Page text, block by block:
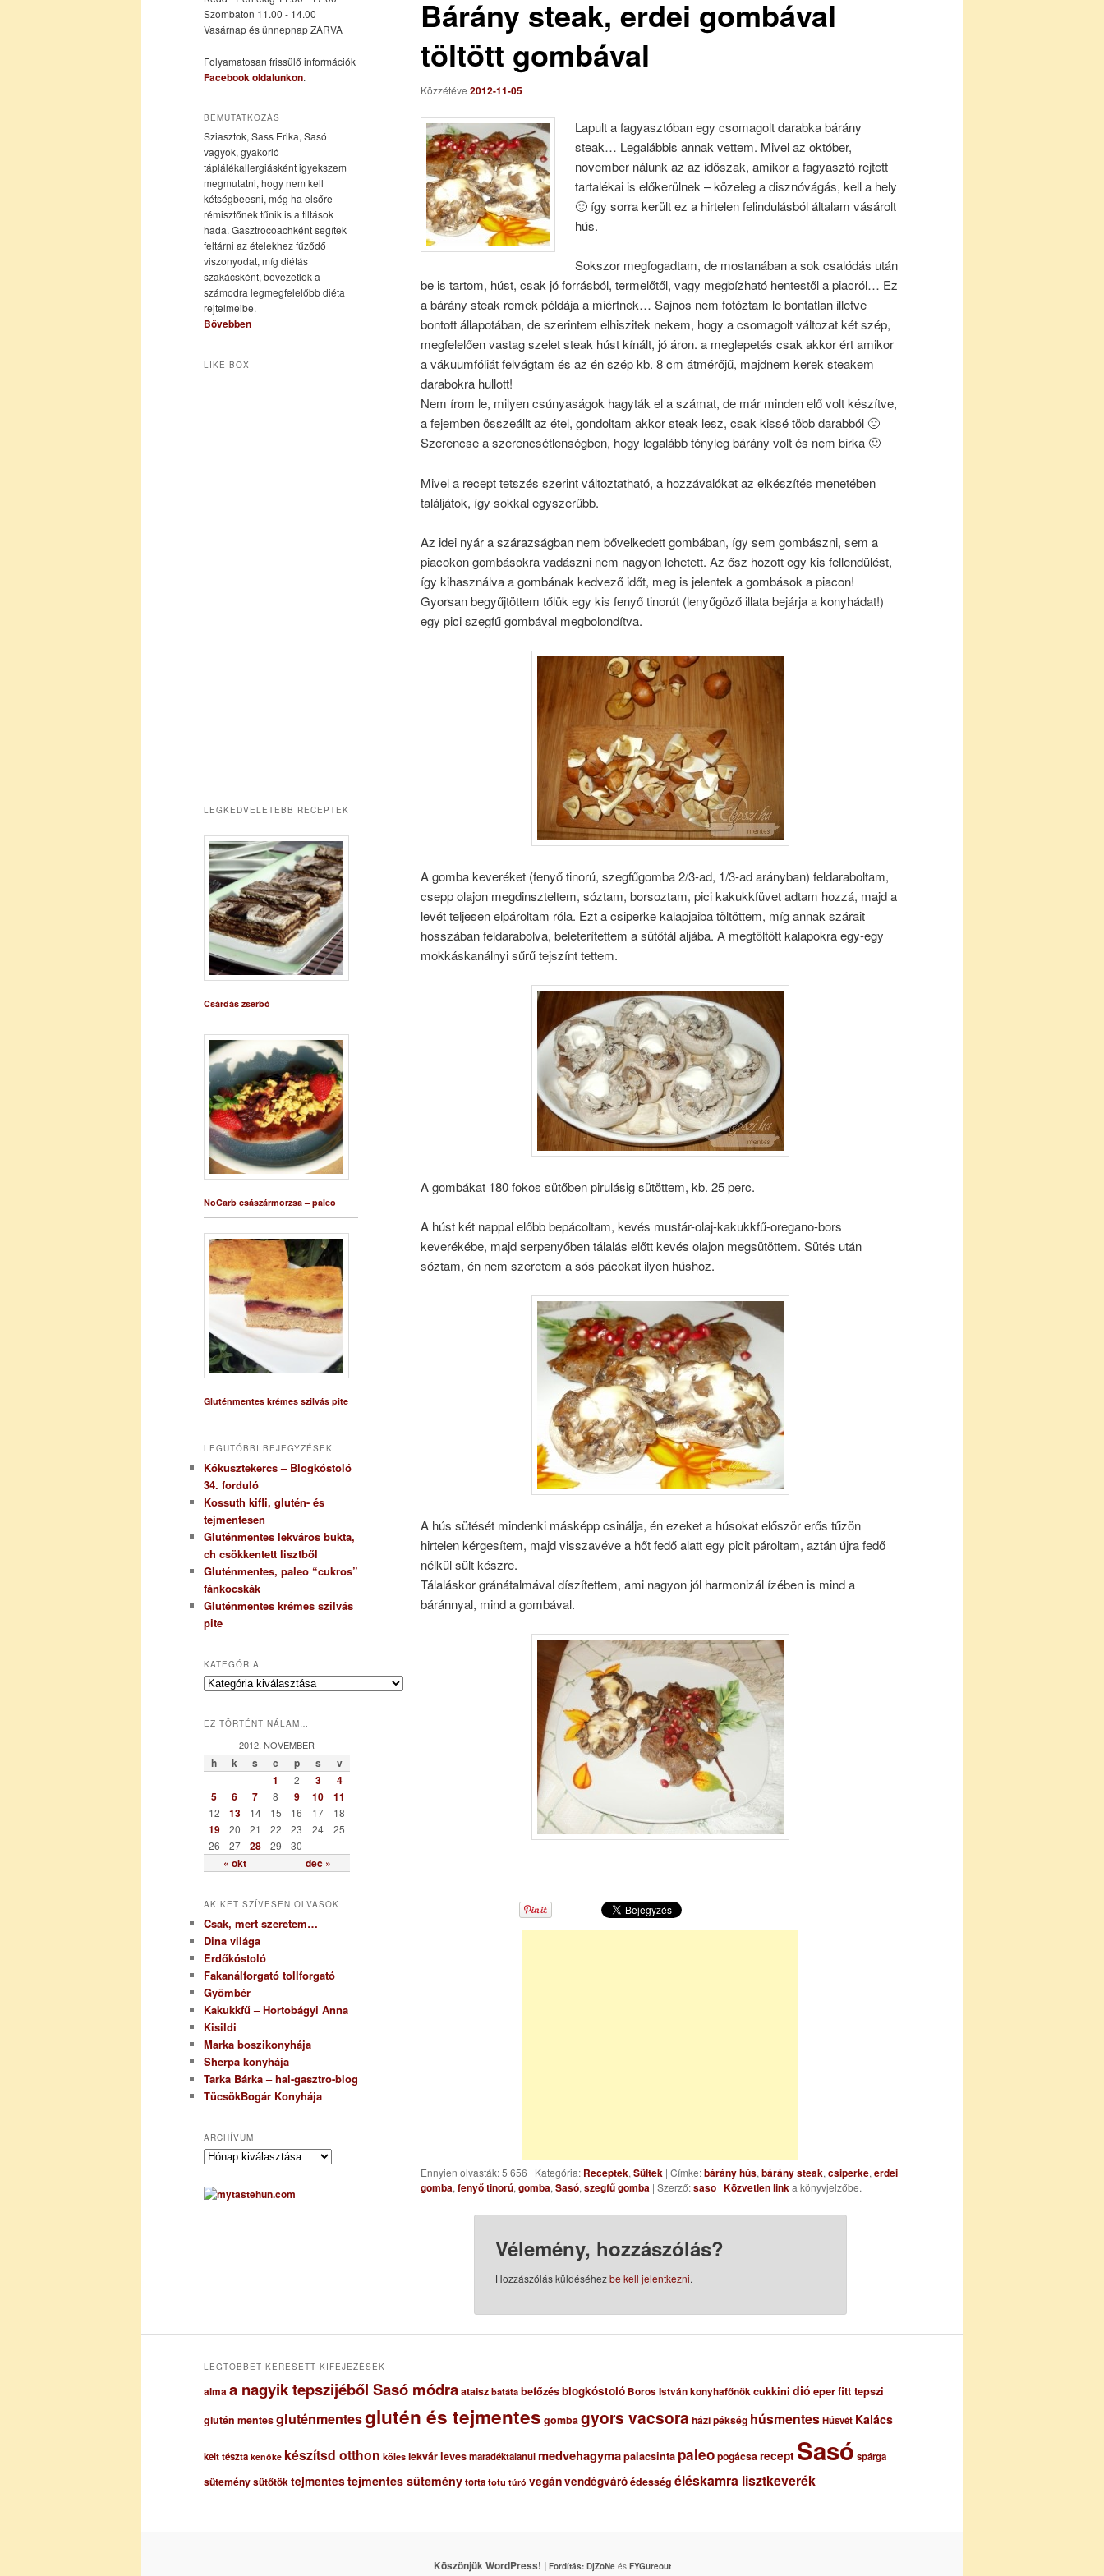
tartalomra
tartalomra
Bárány steak, erdei gombával
töltött gombával
Közzétéve 2012-11-05
Lapult a fagyasztóban egy csomagolt darabka bárány
steak… Legalábbis annak vettem. Mivel az október,
november nálunk az az időszak, amikor a fagyasztó rejtett
tartalékai is előkerülnek – közeleg a disznóvágás, kell a hely
🙂 így sorra került ez a hirtelen felindulásból általam vásárolt
hús.
Sokszor megfogadtam, de mostanában a sok csalódás után
be is tartom, húst, csak jó forrásból, termelőtől, vagy megbízható hentestől a piacról… Ez
a bárány steak remek példája a miértnek… Sajnos nem fotóztam le bontatlan illetve
bontott állapotában, de szerintem elhiszitek nekem, hogy a csomagolt változat két szép,
megfelelően vastag szelet steak húst kínált, jó áron. a meglepetés csak akkor ért amikor
a vákuumfóliát felvágtam és az én szép kb. 8 cm átmérőjű, majdnem kerek steakem
darabokra hullott!
Nem írom le, milyen csúnyaságok hagyták el a számat, de már minden elő volt készítve,
a fejemben összeállt az étel, gondoltam akkor steak lesz, csak kissé több darabból 🙂
Szerencse a szerencsétlenségben, hogy legalább tényleg bárány volt és nem birka 🙂
Mivel a recept tetszés szerint változtatható, a hozzávalókat az elkészítés menetében
találjátok, így sokkal egyszerűbb.
Az idei nyár a szárazságban nem bővelkedett gombában, így sem gombászni, sem a
piacokon gombásokra vadászni nem nagyon lehetett. Az ősz hozott egy kis fellendülést,
így kihasználva a gombának kedvező időt, meg is jelentek a gombások a piacon!
Gyorsan begyűjtöttem tőlük egy kis fenyő tinorút (lenyűgöző illata bejárja a konyhádat!)
egy pici szegfű gombával megbolondítva.
A gomba keveréket (fenyő tinorú, szegfűgomba 2/3-ad, 1/3-ad arányban) feldaraboltam,
csepp olajon megdinszteltem, sóztam, borsoztam, pici kakukkfüvet adtam hozzá, majd a
levét teljesen elpároltam róla. Ezt a csiperke kalapjaiba töltöttem, míg annak szárait
hosszában feldarabolva, beleterítettem a sütőtál aljába. A megtöltött kalapokra egy-egy
mokkáskanálnyi sűrű tejszínt tettem.
A gombákat 180 fokos sütőben pirulásig sütöttem, kb. 25 perc.
A húst két nappal előbb bepácoltam, kevés mustár-olaj-kakukkfű-oregano-bors
keverékébe, majd serpenyőben tálalás előtt kevés olajon megsütöttem. Sütés után
sóztam, én nem szeretem a sós pácokat ilyen húshoz.
A hús sütését mindenki másképp csinálja, én ezeket a húsokat először erős tűzön
hirtelen kérgesítem, majd visszavéve a hőt fedő alatt egy picit pároltam, aztán újra fedő
nélkül sült készre.
Tálaláskor gránátalmával díszítettem, ami nagyon jól harmonizál ízében is mind a
báránnyal, mind a gombával.
Ennyien olvasták: 5 656 | Kategória: Receptek, Sültek | Címke:bárány hús, bárány steak, csiperke, erdei
gomba, fenyő tinorú, gomba, Sasó, szegfű gomba | Szerző:saso | Közvetlen linka könyvjelzőbe.
Vélemény, hozzászólás?
Hozzászólás küldéséhezbe kell jelentkezni.
Szombaton 11.00 - 14.00
Vasárnap és ünnepnap ZÁRVA
Folyamatosan frissülő információk
Facebook oldalunkon.
BEMUTATKOZÁS
Sziasztok, Sass Erika, Sasó
vagyok, gyakorló
táplálékallergiásként igyekszem
megmutatni, hogy nem kell
kétségbeesni, még ha elsőre
rémisztőnek tűnik is a tiltások
hada. Gasztrocoachként segítek
feltárni az ételekhez fűződő
viszonyodat, míg diétás
szakácsként, bevezetlek a
számodra legmegfelelőbb diéta
rejtelmeibe.
Bővebben
LIKE BOX
LEGKEDVELETEBB RECEPTEK
Csárdás zserbó
NoCarb császármorzsa – paleo
Gluténmentes krémes szilvás pite
LEGUTÓBBI BEJEGYZÉSEK
Kókusztekercs – Blogkóstoló
34. forduló
Kossuth kifli, glutén- és
tejmentesen
Gluténmentes lekváros bukta,
ch csökkentett lisztből
Gluténmentes, paleo “cukros”
fánkocskák
Gluténmentes krémes szilvás
pite
KATEGÓRIA
K
e
r
EZ TÖRTÉNT NÁLAM…
2012. NOVEMBER
h k s c p s v
« okt dec »
1 2 3
4
5
6 7 8 9 10 11
12 13 14 15 16 17 18
19 20 21 22 23 24
25
26
27 28 29 30
AKIKET SZÍVESEN OLVASOK
Csak, mert szeretem…
Dina világa
Erdőkóstoló
Fakanálforgató tollforgató
Gyömbér
Kakukkfű – Hortobágyi Anna
Kisildi
Marka boszikonyhája
Sherpa konyhája
Tarka Bárka – hal-gasztro-blog
TücsökBogár Konyhája
ARCHÍVUM
A
c
h
LEGTÖBBET KERESETT KIFEJEZÉSEK
almaa nagyik tepszijéből Sasó módraataisz batáta befőzésblogkóstoló Boros István konyhafőnökcukkini dió eperfitt tepszi
glutén mentesgluténmentesglutén és tejmentes gombagyors vacsora házi pékség húsmentesHúsvét Kalács
kelt tészta kenőke készítsd otthon köles lekvárlevesmaradéktalanulmedvehagymapalacsinta paleopogácsarecept Sasó spárga
süteménysütőtöktejmentestejmentes süteménytorta totu túró vegánvendégváróédesség éléskamra lisztkeverék
Köszönjük WordPress! | Fordítás: DjZoNeés FYGureout